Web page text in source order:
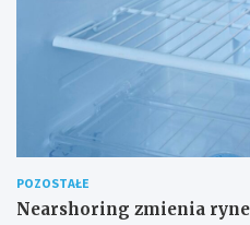
POZOSTAŁE
Nearshoring zmienia